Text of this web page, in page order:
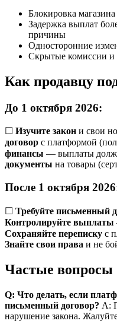
Блокировка
Задержка выплат
причины
Односторонние
Скрытые комиссии и
Как продавцу
До 1 октября 2026:
☐ Изучите закон и свои
договор с платформой
финансы — выплаты
документы на товары
После 1 октября
☐ Требуйте письменный
Контролируйте выплаты
Сохраняйте переписку с
Знайте свои права и не
Частые вопросы
Q: Что делать, если
письменный договор? A:
нарушение закона.